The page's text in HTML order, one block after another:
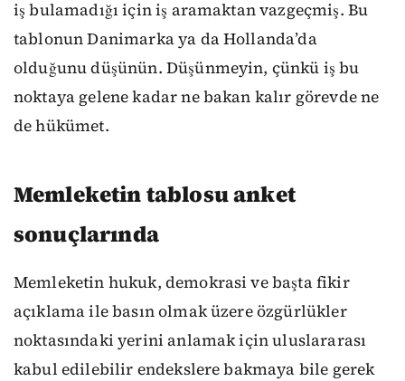
iş bulamadığı için iş aramaktan vazgeçmiş. Bu
tablonun Danimarka ya da Hollanda’da
olduğunu düşünün. Düşünmeyin, çünkü iş bu
noktaya gelene kadar ne bakan kalır görevde ne
de hükümet.
Memleketin tablosu anket
sonuçlarında
Memleketin hukuk, demokrasi ve başta fikir
açıklama ile basın olmak üzere özgürlükler
noktasındaki yerini anlamak için uluslararası
kabul edilebilir endekslere bakmaya bile gerek